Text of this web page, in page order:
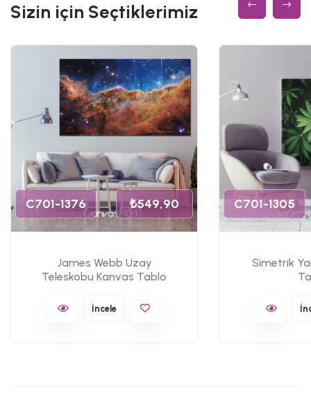
Sizin için Seçtiklerimiz
C701-1376 ₺549,90
James Webb Uzay
Teleskobu Kanvas Tablo
İncele
C701-1305
Simetrik